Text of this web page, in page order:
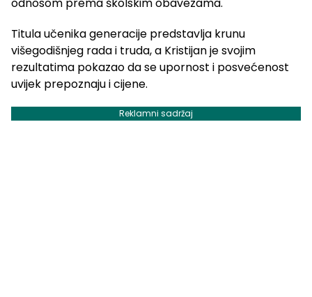
odnosom prema školskim obavezama.
Titula učenika generacije predstavlja krunu
višegodišnjeg rada i truda, a Kristijan je svojim
rezultatima pokazao da se upornost i posvećenost
uvijek prepoznaju i cijene.
Reklamni sadržaj